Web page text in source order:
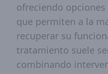
ofreciendo
que permiten a la
recuperar su
tratamiento suele
combinando